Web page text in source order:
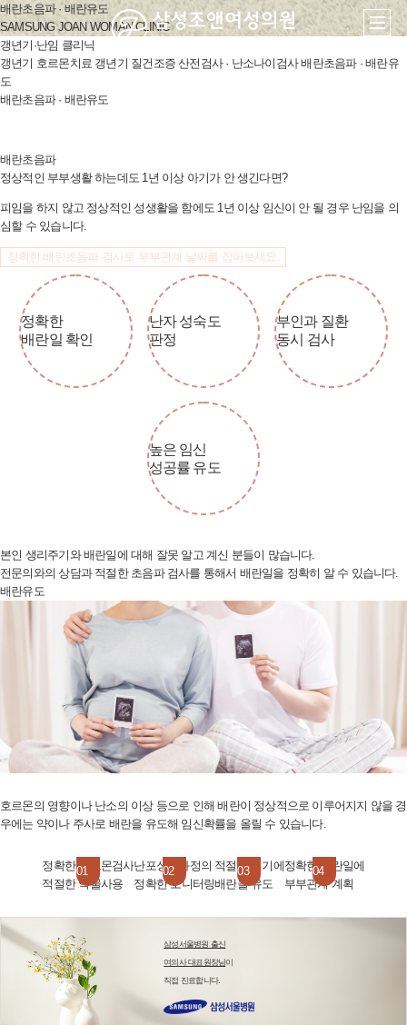
배란초음파 · 배란유도
SAMSUNG JOAN WOMAN CLINIC
갱년기·난임 클리닉
갱년기 호르몬치료 갱년기 질건조증 산전검사 · 난소나이검사 배란초음파 · 배란유
도
배란초음파 · 배란유도
배란초음파
정상적인 부부생활 하는데도 1년 이상 아기가 안 생긴다면?
피임을 하지 않고 정상적인 성생활을 함에도 1년 이상 임신이 안 될 경우 난임을 의
심할 수 있습니다.
정확한 배란초음파 검사로 부부관계 날짜를 잡아보세요.
정확한
배란일 확인
난자 성숙도
판정
부인과 질환
동시 검사
높은 임신
성공률 유도
본인 생리주기와 배란일에 대해 잘못 알고 계신 분들이 많습니다.
전문의와의 상담과 적절한 초음파 검사를 통해서 배란일을 정확히 알 수 있습니다.
배란유도
호르몬의 영향이나 난소의 이상 등으로 인해 배란이 정상적으로 이루어지지 않을 경
우에는 약이나 주사로 배란을 유도해 임신확률을 올릴 수 있습니다.
01
정확한 호르몬검사
적절한 약물사용
02
난포성숙과정의
정확한 모니터링
03
적절한 시기에
배란을 유도
04
정확한 배란일에
부부관계 계획
삼성서울병원 출신
여의사 대표원장님이
직접 진료합니다.